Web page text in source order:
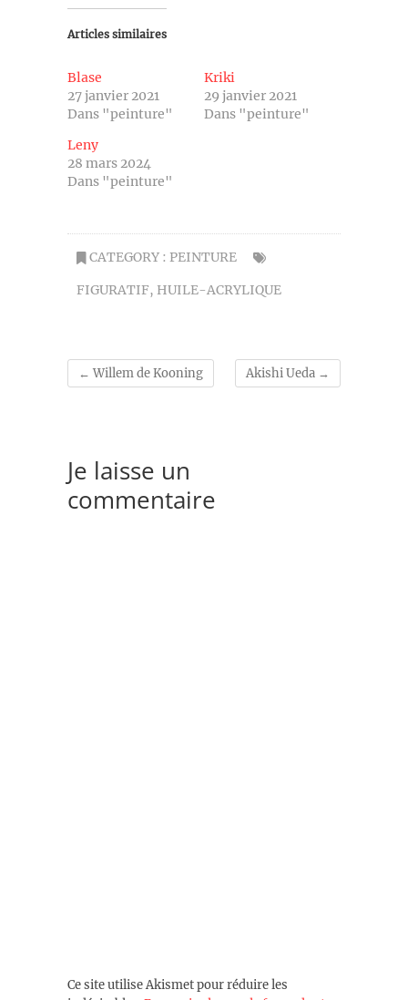
Articles similaires
Blase
27 janvier 2021
Dans "peinture"
Kriki
29 janvier 2021
Dans "peinture"
Leny
28 mars 2024
Dans "peinture"
CATEGORY : PEINTURE
FIGURATIF, HUILE-ACRYLIQUE
← Willem de Kooning Akishi Ueda →
Je laisse un
commentaire
Ce site utilise Akismet pour réduire les